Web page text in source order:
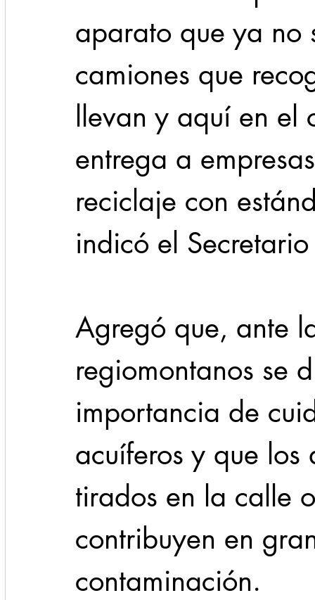
aparato que ya no
camiones que
llevan y aquí en el
entrega a
reciclaje con
indicó el
Agregó que, ante
regiomontanos se
importancia de
acuíferos y que
tirados en la calle
contribuyen en
contaminación.